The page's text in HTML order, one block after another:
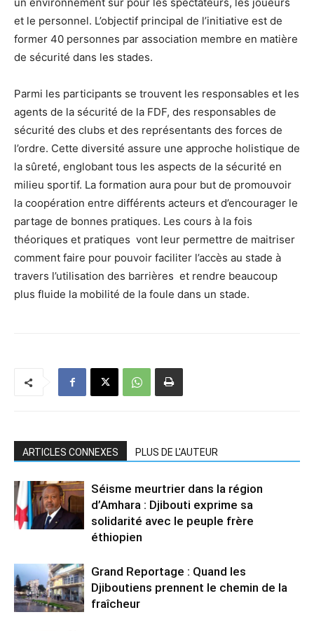
et le personnel. L’objectif principal de l’initiative est de
former 40 personnes par association membre en matière
de sécurité dans les stades.
Parmi les participants se trouvent les responsables et les
agents de la sécurité de la FDF, des responsables de
sécurité des clubs et des représentants des forces de
l’ordre. Cette diversité assure une approche holistique de
la sûreté, englobant tous les aspects de la sécurité en
milieu sportif. La formation aura pour but de promouvoir
la coopération entre différents acteurs et d’encourager le
partage de bonnes pratiques. Les cours à la fois
théoriques et pratiques vont leur permettre de maitriser
comment faire pour pouvoir faciliter l’accès au stade à
travers l’utilisation des barrières et rendre beaucoup
plus fluide la mobilité de la foule dans un stade.
ARTICLES CONNEXES PLUS DE L'AUTEUR
Séisme meurtrier dans la région
d’Amhara : Djibouti exprime sa
solidarité avec le peuple frère
éthiopien
Grand Reportage : Quand les
Djiboutiens prennent le chemin de la
fraîcheur